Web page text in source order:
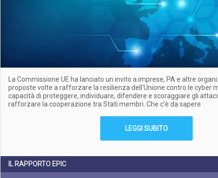
La Commissione UE ha lanciato un invito a imprese, PA e altre
proposte volte a rafforzare la resilienza dell'Unione contro le cyber
capacità di proteggere, individuare, difendere e scoraggiare gli
rafforzare la cooperazione tra Stati membri. Che c’è da sapere
LEGGI SUBITO
IL RAPPORTO EPIC